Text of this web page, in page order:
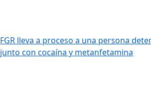
FGR lleva a proceso a una persona
junto con cocaína y metanfetamina